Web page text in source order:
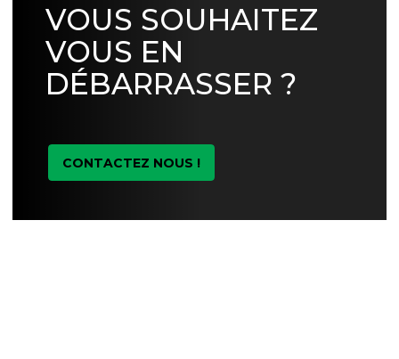
VOUS SOUHAITEZ
VOUS EN
DÉBARRASSER ?
CONTACTEZ NOUS !